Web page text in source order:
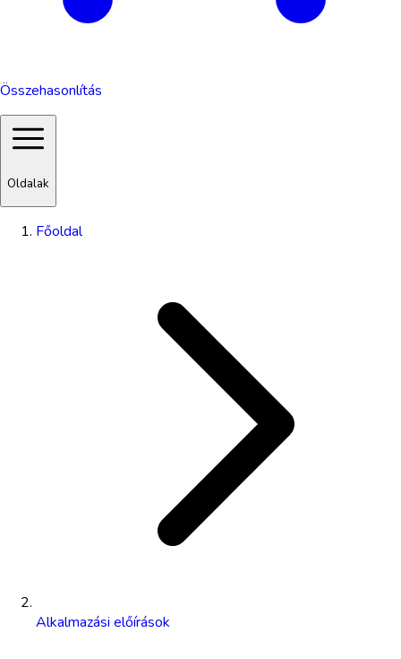
Összehasonlítás
Oldalak
Főoldal
Alkalmazási előírások